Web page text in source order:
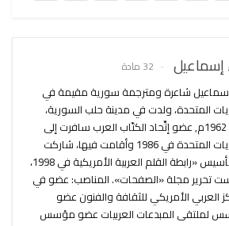
إسماعيل 32 مادة
اسماعيل شاعرة ومترجمة سورية مقيمة في
المتحدة، ولدت في مدينة حلب السورية،
سنة 1962م, عضو إتِّحاد الكتّاب العرب سافرت إلى
الولايات المتحدة في 1986 وأقامت فيها، شاركت
في تأسيس «رابطة القلم العربية الأمريكية في 1998،
تحرير مجلة «الصفحات». المناصب: عضو في
العربي الأمريكي للثقافة والفنون عضو
لملتقى المبدعات العربيات عضو مؤسس